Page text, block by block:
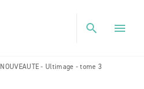
search menu
NOUVEAUTE - Ultimage - tome 3